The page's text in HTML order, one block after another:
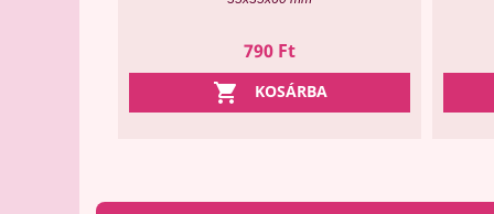
Ár
790 Ft
 KOSÁRBA